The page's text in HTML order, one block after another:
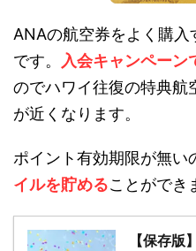
ANAの航空券をよく購
です。
入会キャンペーン
のでハワイ往復の特典航
が近くなります。
ポイント有効期限が無い
イルを貯めることができ
【保存